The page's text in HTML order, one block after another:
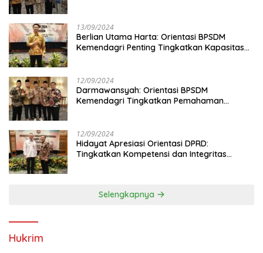
13/09/2024
Berlian Utama Harta: Orientasi BPSDM
Kemendagri Penting Tingkatkan Kapasitas
12/09/2024
Darmawansyah: Orientasi BPSDM
Kemendagri Tingkatkan Pemahaman
12/09/2024
Hidayat Apresiasi Orientasi DPRD:
Tingkatkan Kompetensi dan Integritas
Selengkapnya
Hukrim